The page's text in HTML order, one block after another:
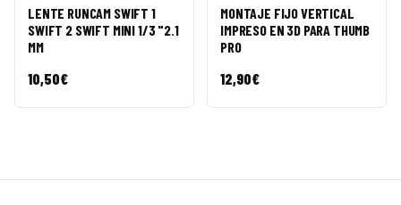
RÁPIDA
CESTA
LENTE RUNCAM SWIFT 1
SWIFT 2 SWIFT MINI 1/3 "2.1
MM
10,50€
RÁPIDA
CESTA
MONTAJE FIJO VERTICAL
IMPRESO EN 3D PARA THUMB
PRO
12,90€